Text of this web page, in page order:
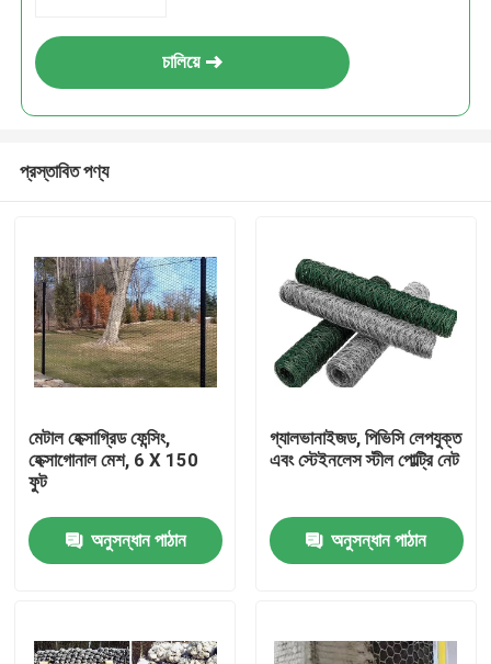
চালিয়ে
প্রস্তাবিত পণ্য
মেটাল হেক্সাগ্রিড ফেন্সিং,
হেক্সাগোনাল মেশ, 6 X 150
ফুট
অনুসন্ধান পাঠান
গ্যালভানাইজড, পিভিসি লেপযুক্ত
এবং স্টেইনলেস স্টীল পোল্ট্রি নেট
অনুসন্ধান পাঠান